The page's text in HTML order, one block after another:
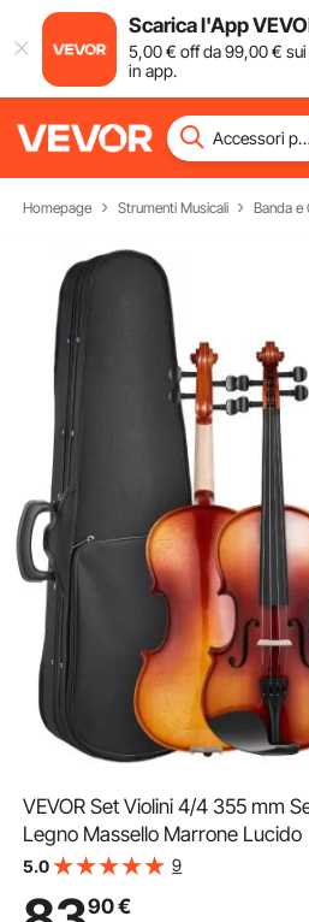
Scarica l'App
5,00€ off da99,00€
in app.
Homepage Strumenti Musicali Banda e
VEVOR Set Violini 4/4 355 mm
Legno Massello Marrone Lucido
5.0 9
90€